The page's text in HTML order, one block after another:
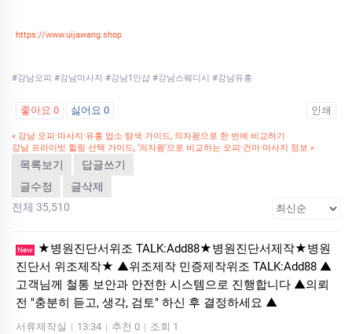
https://www.uijawang.shop
#강남오피 #강남마사지 #강남1인샵 #강남스웨디시 #강남유흥
좋아요 0 싫어요 0 인쇄
« 강남 오피·마사지·유흥 업소 탐색 가이드, 의자왕으로 한 번에 비교하기
강남 프라이빗 힐링 선택 가이드, ‘의자왕’으로 비교하는 오피·건마·마사지 정보 »
목록보기
답글쓰기
글수정
글삭제
전체 35,510
New
★병원진단서위조 TALK:Add88★병원진단서제작★병원
진단서 위조제작★ ▲위조제작 민증제작위조 TALK:Add88 ▲
고객님께 철통 보안과 안전한 시스템으로 진행합니다 ▲의뢰
전 "충분히 듣고, 생각, 검토" 하신 후 결정하세요 ▲
서류제작실 | 13:34 | 추천 0 | 조회 1